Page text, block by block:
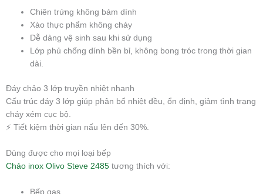
Chiên trứng không bám dính
Xào thực phẩm không cháy
Dễ dàng vệ sinh sau khi sử dụng
Lớp phủ chống dính bền bỉ, không bong tróc trong thời gian
dài.
Đáy chảo 3 lớp truyền nhiệt nhanh
Cấu trúc đáy 3 lớp giúp phân bổ nhiệt đều, ổn định, giảm tình trạng
cháy xém cục bộ.
⚡ Tiết kiệm thời gian nấu lên đến 30%.
Dùng được cho mọi loại bếp
Chảo inox Olivo Steve 2485 tương thích với:
Bếp gas